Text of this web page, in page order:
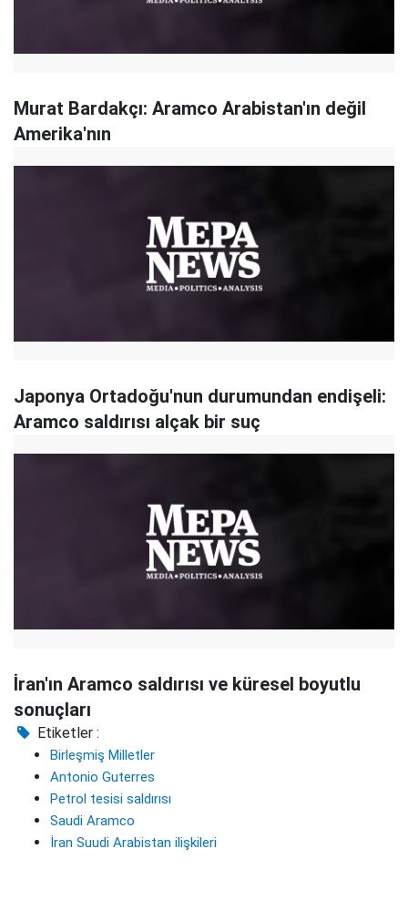
Murat Bardakçı: Aramco Arabistan'ın değil
Amerika'nın
Japonya Ortadoğu'nun durumundan endişeli:
Aramco saldırısı alçak bir suç
İran'ın Aramco saldırısı ve küresel boyutlu
sonuçları
Etiketler :
Birleşmiş Milletler
Antonio Guterres
Petrol tesisi saldırısı
Saudi Aramco
İran Suudi Arabistan ilişkileri